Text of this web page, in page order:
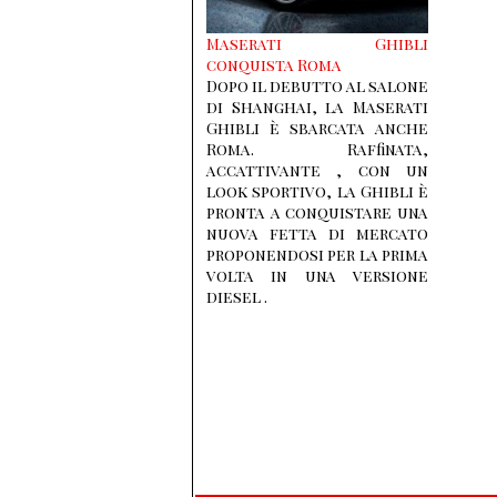
Maserati Ghibli
conquista Roma
Dopo il debutto al salone
di Shanghai, la Maserati
Ghibli è sbarcata anche
Roma. Raffinata,
accattivante , con un
look sportivo, la Ghibli è
pronta a conquistare una
nuova fetta di mercato
proponendosi per la prima
volta in una versione
diesel .